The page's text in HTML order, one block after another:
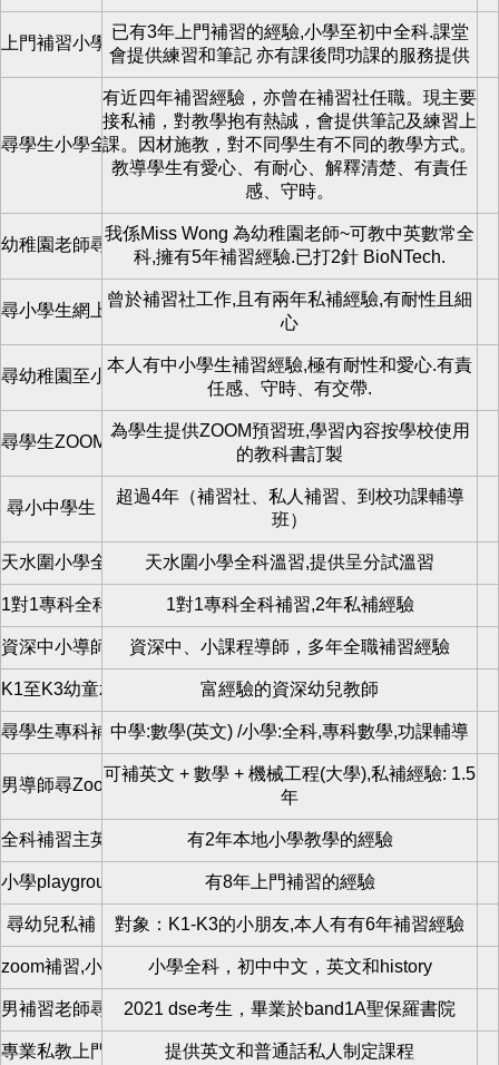
上門補習小學至初中全科
已有3年上門補習的經驗,小學至初中全科.課堂
會提供練習和筆記 亦有課後問功課的服務提供
尋學生小學全科
有近四年補習經驗，亦曾在補習社任職。現主要
接私補，對教學抱有熱誠，會提供筆記及練習上
課。因材施教，對不同學生有不同的教學方式。
教導學生有愛心、有耐心、解釋清楚、有責任
感、守時。
幼稚園老師尋學生上可上門補
我係Miss Wong 為幼稚園老師~可教中英數常全
科,擁有5年補習經驗.已打2針 BioNTech.
尋小學生網上zoom教學
曾於補習社工作,且有兩年私補經驗,有耐性且細
心
尋幼稚園至小學全科補習
本人有中小學生補習經驗,極有耐性和愛心.有責
任感、守時、有交帶.
尋學生ZOOM預習班
為學生提供ZOOM預習班,學習內容按學校使用
的教科書訂製
尋小中學生
超過4年（補習社、私人補習、到校功課輔導
班）
天水圍小學全科補習天水圍小學全科溫習,提供呈分試溫習
1對1專科全科補習 1對1專科全科補習,2年私補經驗
資深中小導師麥sir資深中、小課程導師，多年全職補習經驗
K1至K3幼童zoom數學小組班富經驗的資深幼兒教師
尋學生專科補習中學:數學(英文) /小學:全科,專科數學,功課輔導
男導師尋Zoom學生
可補英文 + 數學 + 機械工程(大學),私補經驗: 1.5
年
全科補習主英文 有2年本地小學教學的經驗
小學playgroup導師 有8年上門補習的經驗
尋幼兒私補 對象：K1-K3的小朋友,本人有有6年補習經驗
zoom補習,小學全科私補小學全科，初中中文，英文和history
男補習老師尋學生2021 dse考生，畢業於band1A聖保羅書院
專業私教上門 提供英文和普通話私人制定課程